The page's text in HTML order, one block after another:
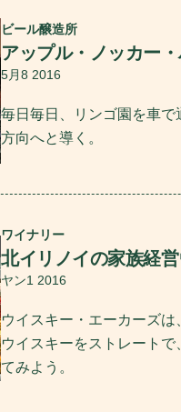
ビール醸造所
アップル・ノッカー
5月8 2016
毎日毎日、リンゴ園を車
方向へと導く。
ワイナリー
北イリノイの家族経
ヤン1 2016
ウイスキー・エーカーズ
ウイスキーをストレート
てみよう。